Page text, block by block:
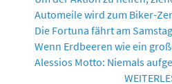
Automeile wird zum Biker-
Die Fortuna fährt am
Wenn Erdbeeren wie ein
Alessios Motto: Niemals